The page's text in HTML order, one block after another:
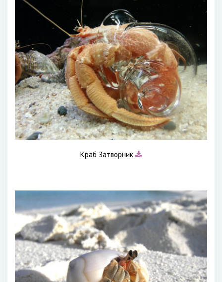
Краб Затворник